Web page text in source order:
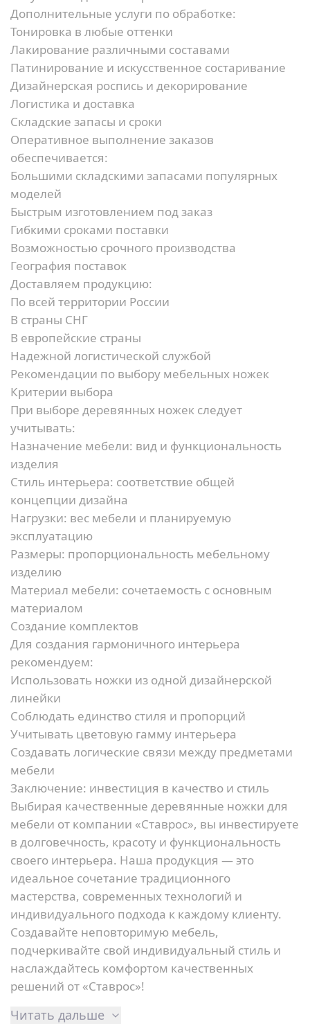
Дополнительные услуги по обработке:
Тонировка в любые оттенки
Лакирование различными составами
Патинирование и искусственное состаривание
Дизайнерская роспись и декорирование
Логистика и доставка
Складские запасы и сроки
Оперативное выполнение заказов
обеспечивается:
Большими складскими запасами популярных
моделей
Быстрым изготовлением под заказ
Гибкими сроками поставки
Возможностью срочного производства
География поставок
Доставляем продукцию:
По всей территории России
В страны СНГ
В европейские страны
Надежной логистической службой
Рекомендации по выбору мебельных ножек
Критерии выбора
При выборе деревянных ножек следует
учитывать:
Назначение мебели: вид и функциональность
изделия
Стиль интерьера: соответствие общей
концепции дизайна
Нагрузки: вес мебели и планируемую
эксплуатацию
Размеры: пропорциональность мебельному
изделию
Материал мебели: сочетаемость с основным
материалом
Создание комплектов
Для создания гармоничного интерьера
рекомендуем:
Использовать ножки из одной дизайнерской
линейки
Соблюдать единство стиля и пропорций
Учитывать цветовую гамму интерьера
Создавать логические связи между предметами
мебели
Заключение: инвестиция в качество и стиль
Выбирая качественные деревянные ножки для
мебели от компании «Ставрос», вы инвестируете
в долговечность, красоту и функциональность
своего интерьера. Наша продукция — это
идеальное сочетание традиционного
мастерства, современных технологий и
индивидуального подхода к каждому клиенту.
Создавайте неповторимую мебель,
подчеркивайте свой индивидуальный стиль и
наслаждайтесь комфортом качественных
решений от «Ставрос»!
Читать дальше